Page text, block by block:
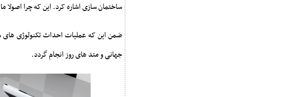
ساختمان سازی اشاره کرد. این که چرا اصولا
ضمن این که عملیات احداث تکنولوژی های
جهانی و متد های روز انجام گردد.